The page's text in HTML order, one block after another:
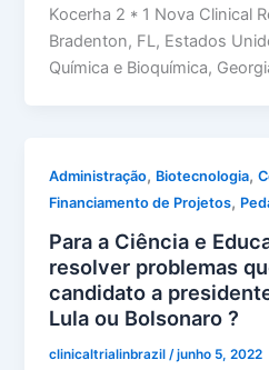
Kocerha 2 * 1 Nova Clinical
Bradenton, FL, Estados
Química e Bioquímica,
Administração, Biotecnologia,
Financiamento de Projetos,
Para a Ciência e
resolver problemas
candidato a
Lula ou Bolsonaro ?
clinicaltrialinbrazil /junho 5, 2022